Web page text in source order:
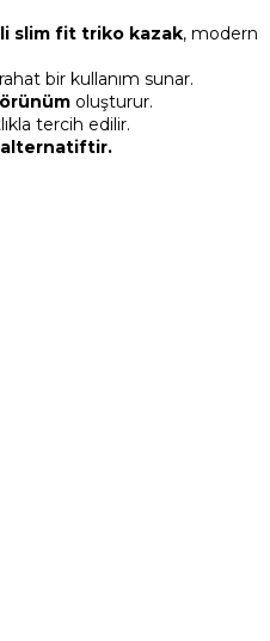
slim fit triko kazak, modern
bir kullanım sunar.
oluşturur.
tercih edilir.
alternatiftir.